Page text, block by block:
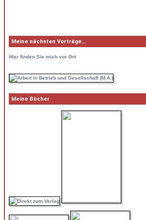
Meine nächsten Vorträge…
Hierfinden Sie mich vor Ort
Meine Bücher